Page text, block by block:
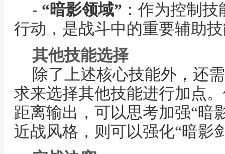
- “暗影领域” ：作为控制
行动，是战斗中的重要辅助
其他技能选择
除了上述核心技能外，还
求来选择其他技能进行加点
距离输出，可以思考加强“暗
近战风格，则可以强化“暗影